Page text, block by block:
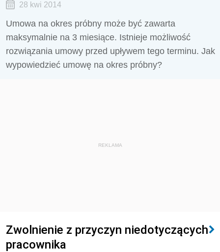
28 kwi 2014
Umowa na okres próbny może być zawarta
maksymalnie na 3 miesiące. Istnieje możliwość
rozwiązania umowy przed upływem tego terminu. Jak
wypowiedzieć umowę na okres próbny?
REKLAMA
Zwolnienie z przyczyn niedotyczących
pracownika